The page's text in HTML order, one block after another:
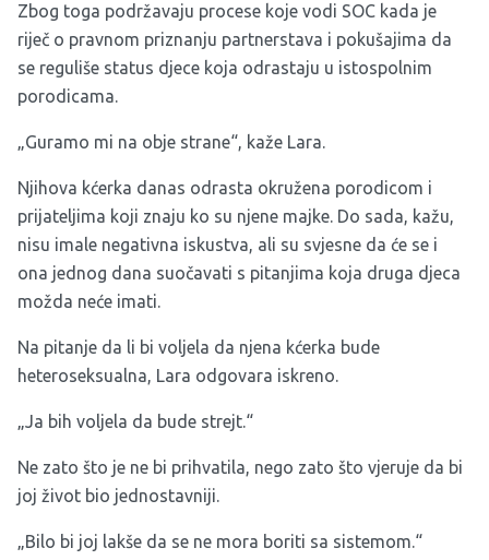
Zbog toga podržavaju procese koje vodi SOC kada je
riječ o pravnom priznanju partnerstava i pokušajima da
se reguliše status djece koja odrastaju u istospolnim
porodicama.
„Guramo mi na obje strane“, kaže Lara.
Njihova kćerka danas odrasta okružena porodicom i
prijateljima koji znaju ko su njene majke. Do sada, kažu,
nisu imale negativna iskustva, ali su svjesne da će se i
ona jednog dana suočavati s pitanjima koja druga djeca
možda neće imati.
Na pitanje da li bi voljela da njena kćerka bude
heteroseksualna, Lara odgovara iskreno.
„Ja bih voljela da bude strejt.“
Ne zato što je ne bi prihvatila, nego zato što vjeruje da bi
joj život bio jednostavniji.
„Bilo bi joj lakše da se ne mora boriti sa sistemom.“